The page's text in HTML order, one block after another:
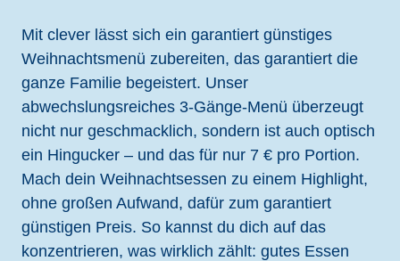
Mit clever lässt sich ein garantiert günstiges
Weihnachtsmenü zubereiten, das garantiert die
ganze Familie begeistert. Unser
abwechslungsreiches 3-Gänge-Menü überzeugt
nicht nur geschmacklich, sondern ist auch optisch
ein Hingucker – und das für nur 7 € pro Portion.
Mach dein Weihnachtsessen zu einem Highlight,
ohne großen Aufwand, dafür zum garantiert
günstigen Preis. So kannst du dich auf das
konzentrieren, was wirklich zählt: gutes Essen